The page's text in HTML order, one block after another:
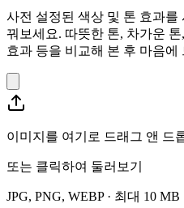
사전 설정된 색상 및 톤 효과
꿔보세요. 따뜻한 톤, 차가운
효과 등을 비교해 본 후 마음
이미지를 여기로 드래그 앤 드
또는 클릭하여 둘러보기
JPG, PNG, WEBP · 최대 10 MB